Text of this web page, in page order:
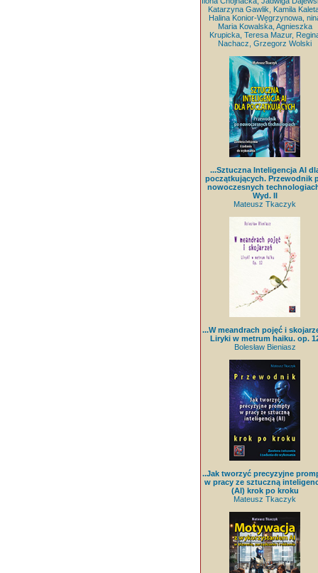
Katarzyna Gawlik, Kamila
Halina Konior-Węgrzynowa,
Maria Kowalska, Agnieszka
Krupicka, Teresa Mazur,
Nachacz, Grzegorz Wolski
...Sztuczna Inteligencja AI
początkujących. Przewodnik
nowoczesnych
Wyd. II
Mateusz Tkaczyk
...W meandrach pojęć i
Liryki w metrum haiku. op.
Bolesław Bieniasz
..Jak tworzyć precyzyjne
w pracy ze sztuczną
(AI) krok po kroku
Mateusz Tkaczyk